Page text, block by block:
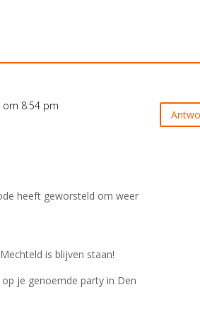
8:54 pm
heeft geworsteld om weer
is blijven staan!
je genoemde party in Den